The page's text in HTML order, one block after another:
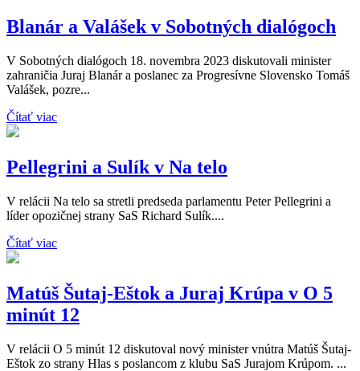
Blanár a Valášek v Sobotných dialógoch
V Sobotných dialógoch 18. novembra 2023 diskutovali minister
zahraničia Juraj Blanár a poslanec za Progresívne Slovensko Tomáš
Valášek, pozre...
Čítať viac
Pellegrini a Sulík v Na telo
V relácii Na telo sa stretli predseda parlamentu Peter Pellegrini a
líder opozičnej strany SaS Richard Sulík....
Čítať viac
Matúš Šutaj-Eštok a Juraj Krúpa v O 5
minút 12
V relácii O 5 minút 12 diskutoval nový minister vnútra Matúš Šutaj-
Eštok zo strany Hlas s poslancom z klubu SaS Jurajom Krúpom. ...